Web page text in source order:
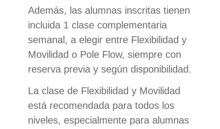
Además, las alumnas inscritas tienen
incluida 1 clase complementaria
semanal, a elegir entre Flexibilidad y
Movilidad o Pole Flow, siempre con
reserva previa y según disponibilidad.
La clase de Flexibilidad y Movilidad
está recomendada para todos los
niveles, especialmente para alumnas